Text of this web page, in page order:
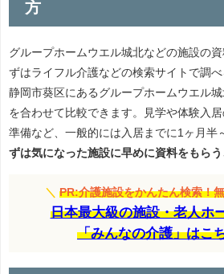
方
グループホームウエル城北などの施設の
ずはライフル介護などの検索サイトで調べ
静岡市葵区にあるグループホームウエル
を合わせて比較できます。見学や体験入
準備など、一般的には入居までに1ヶ月半
ずは気になった施設に早めに資料をもらう
＼ PR:介護施設をかんたん検索！
日本最大級の施設・老人ホ
「みんなの介護」はこ